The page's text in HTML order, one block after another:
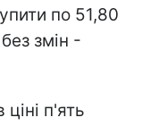
по 51,80
змін -
п'ять